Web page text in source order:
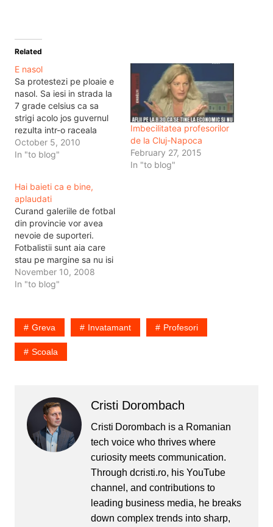
Related
E nasol
Sa protestezi pe ploaie e
nasol. Sa iesi in strada la
7 grade celsius ca sa
strigi acolo jos guvernul
rezulta intr-o raceala
serioasa, care va costa
mult dupa aceasta
schimb sloganul Salvati
Scoala Romaneasca. Sa
salvam scoala de ce? De
cine?…
October 5, 2010
In "to blog"
Imbecilitatea profesorilor
de la Cluj-Napoca
February 27, 2015
In "to blog"
Hai baieti ca e bine,
aplaudati
Curand galeriile de fotbal
din provincie vor avea
nevoie de suporteri.
Fotbalistii sunt aia care
stau pe margine sa nu isi
loveasca picioarele. In tot
timpul asta profilor li se
parlamentarilor li se rupe
si polemizeaza legea
invatamantului si banii pe
care…
November 10, 2008
In "to blog"
Greva Invatamant Profesori
Scoala
Cristi Dorombach
Cristi Dorombach is a Romanian
tech voice who thrives where
curiosity meets communication.
Through dcristi.ro, his YouTube
channel, and contributions to
leading business media, he breaks
down complex trends into sharp,